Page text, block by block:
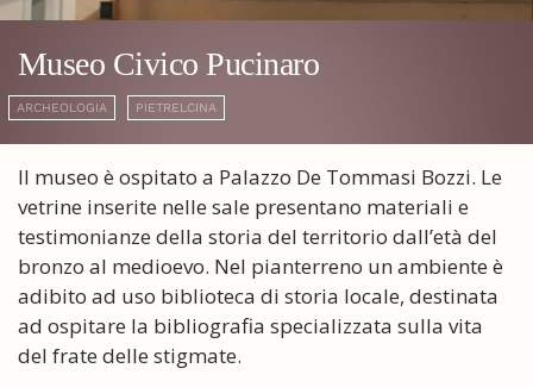
Museo Civico Pucinaro
ARCHEOLOGIA PIETRELCINA
Il museo è ospitato a Palazzo De Tommasi Bozzi. Le
vetrine inserite nelle sale presentano materiali e
testimonianze della storia del territorio dall’età del
bronzo al medioevo. Nel pianterreno un ambiente è
adibito ad uso biblioteca di storia locale, destinata
ad ospitare la bibliografia specializzata sulla vita
del frate delle stigmate.